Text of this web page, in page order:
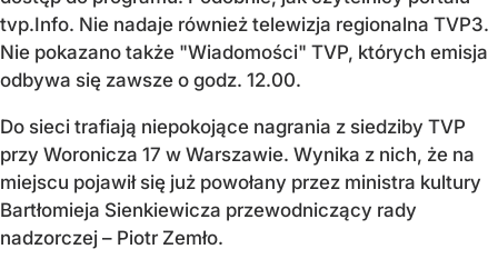
tvp.Info. Nie nadaje również telewizja regionalna TVP3.
Nie pokazano także "Wiadomości" TVP, których emisja
odbywa się zawsze o godz. 12.00.
Do sieci trafiają niepokojące nagrania z siedziby TVP
przy Woronicza 17 w Warszawie. Wynika z nich, że na
miejscu pojawił się już powołany przez ministra kultury
Bartłomieja Sienkiewicza przewodniczący rady
nadzorczej – Piotr Zemło.